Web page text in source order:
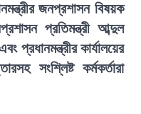
জনপ্রশাসন বিষয়ক
প্রতিমন্ত্রী আব্দুল
প্রধানমন্ত্রীর কার্যালয়ের
সংশ্লিষ্ট কর্মকর্তারা